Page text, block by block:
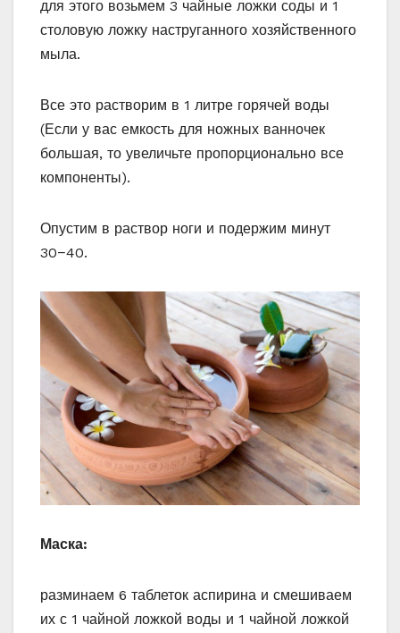
для этого возьмем 3 чайные ложки соды и 1
столовую ложку наструганного хозяйственного
мыла.
Все это растворим в 1 литре горячей воды
(Если у вас емкость для ножных ванночек
большая, то увеличьте пропорционально все
компоненты).
Опустим в раствор ноги и подержим минут
30−40.
Маска:
разминаем 6 таблеток аспирина и смешиваем
их с 1 чайной ложкой воды и 1 чайной ложкой